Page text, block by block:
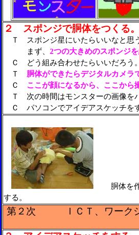
２ スポンジで胴体をつくる。
Ｔ スポンジ星にいたらいいなと思
まず、 2つの大きめのスポンジ
Ｃ どう組み合わせたらいいだろう。
Ｔ
胴体ができたらデジタルカメラ
Ｃ ここが顔になるから、ここから
Ｔ 次の時間はモンスターの画像を
Ｃ パソコンでアイデアスケッチを
胴体を
する。
第２次 ＩＣＴ、ワークシ